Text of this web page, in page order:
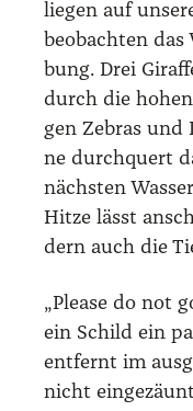
lie­gen auf
beob­ach­ten
bung. Drei
durch die
gen Zebras und
ne durch­quert
nächs­ten
Hit­ze lässt
dern auch die
„Plea­se do not
ein Schild ein
ent­fernt im
nicht